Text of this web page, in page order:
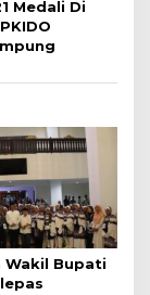
Medali Di
Wakil Bupati